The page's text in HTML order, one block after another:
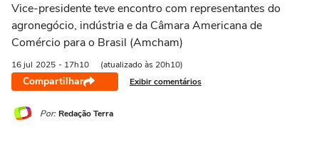
Vice-presidente teve encontro com representantes do
agronegócio, indústria e da Câmara Americana de
Comércio para o Brasil (Amcham)
16 jul 2025 - 17h10 (atualizado às 20h10)
Compartilhar Exibir comentários
Por: Redação Terra